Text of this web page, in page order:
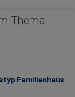
Thema
Familienhaus